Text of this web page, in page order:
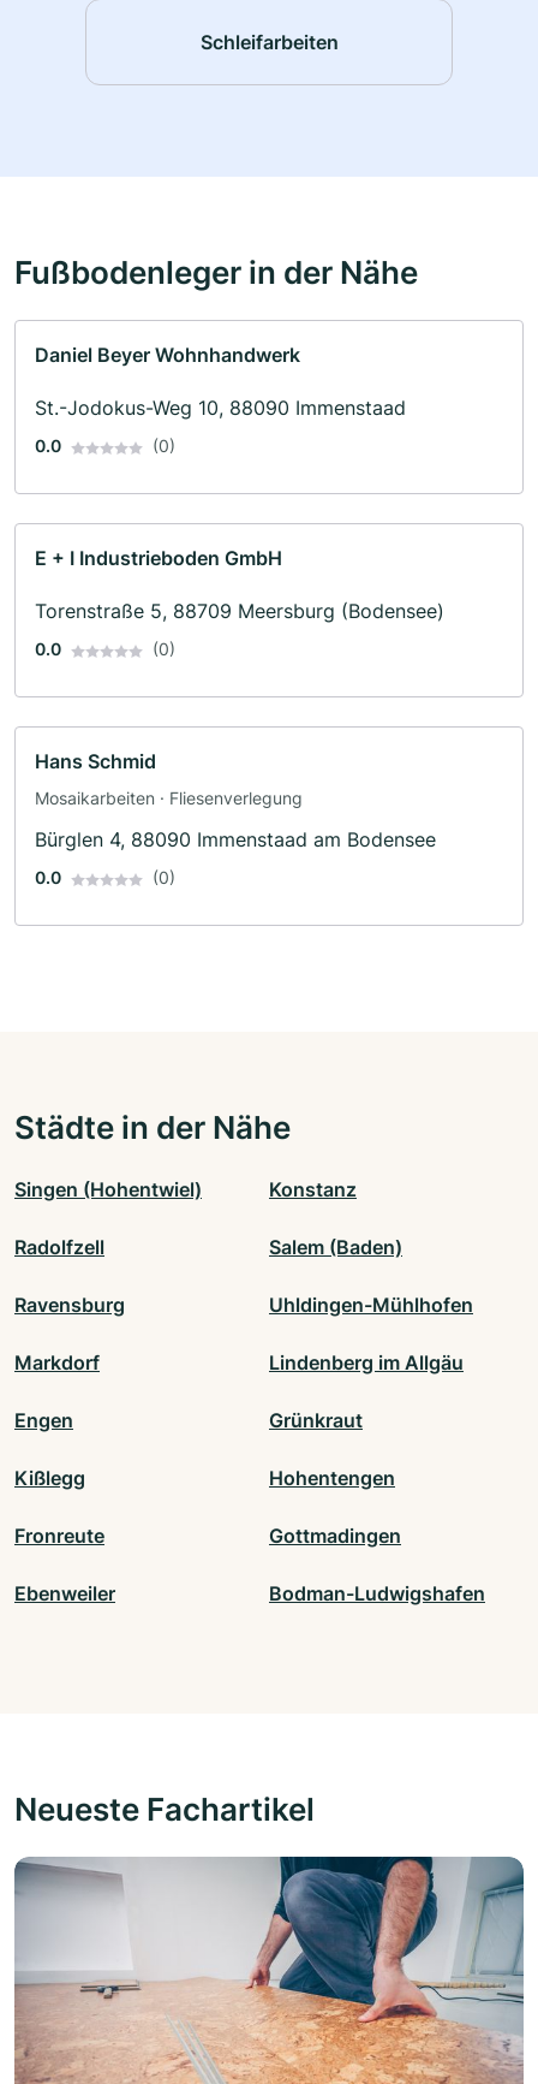
Schleifarbeiten
Fußbodenleger in der Nähe
Daniel Beyer Wohnhandwerk
St.-Jodokus-Weg 10, 88090 Immenstaad
0.0 (0)
E + I Industrieboden GmbH
Torenstraße 5, 88709 Meersburg (Bodensee)
0.0 (0)
Hans Schmid
Mosaikarbeiten · Fliesenverlegung
Bürglen 4, 88090 Immenstaad am Bodensee
0.0 (0)
Städte in der Nähe
Singen (Hohentwiel) Konstanz
Radolfzell Salem (Baden)
Ravensburg Uhldingen-Mühlhofen
Markdorf Lindenberg im Allgäu
Engen Grünkraut
Kißlegg Hohentengen
Fronreute Gottmadingen
Ebenweiler Bodman-Ludwigshafen
Neueste Fachartikel